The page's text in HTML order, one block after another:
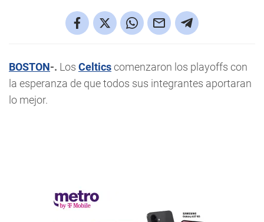
BOSTON-. Los Celticscomenzaron los playoffs con
la esperanza de que todos sus integrantes aportaran
lo mejor.